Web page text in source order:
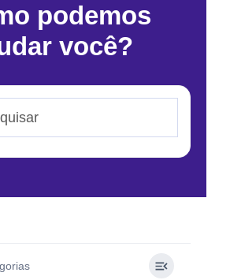
podemos
você?